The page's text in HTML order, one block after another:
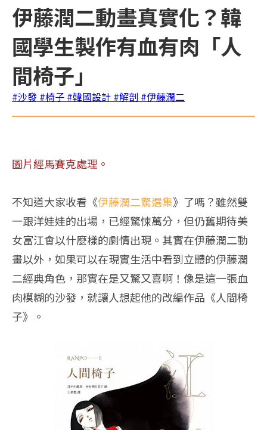
伊藤潤二動畫真實化？韓
國學生製作有血有肉「人
間椅子」
#沙發 #椅子 #韓國設計 #解剖 #伊藤潤二
圖片經馬賽克處理。
不知道大家收看《伊藤潤二驚選集》了嗎？雖然雙
一跟洋娃娃的出場，已經驚悚萬分，但仍舊期待美
女富江會以什麼樣的劇情出現。其實在伊藤潤二動
畫以外，如果可以在現實生活中看到立體的伊藤潤
二經典角色，那實在是又驚又喜啊！像是這一張血
肉模糊的沙發，就讓人想起他的改編作品《人間椅
子》。